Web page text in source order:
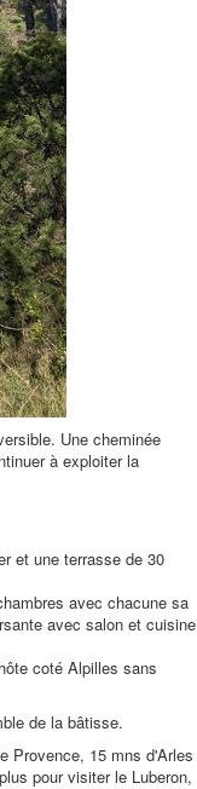
Une cheminée
à exploiter la
et une terrasse de 30
avec chacune sa
avec salon et cuisine
coté Alpilles sans
de la bâtisse.
Provence, 15 mns d'Arles
pour visiter le Luberon,